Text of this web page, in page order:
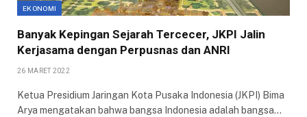
EKONOMI
Banyak Kepingan Sejarah Tercecer, JKPI Jalin
Kerjasama dengan Perpusnas dan ANRI
26 MARET 2022
Ketua Presidium Jaringan Kota Pusaka Indonesia (JKPI) Bima
Arya mengatakan bahwa bangsa Indonesia adalah bangsa…